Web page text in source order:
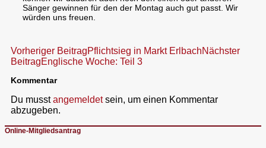
Sänger gewinnen für den der Montag auch gut passt. Wir
würden uns freuen.
Beitragsnavigation
Vorheriger BeitragPflichtsieg in Markt ErlbachNächster
BeitragEnglische Woche: Teil 3
Kommentar
Du musstangemeldetsein, um einen Kommentar
abzugeben.
Online-Mitgliedsantrag